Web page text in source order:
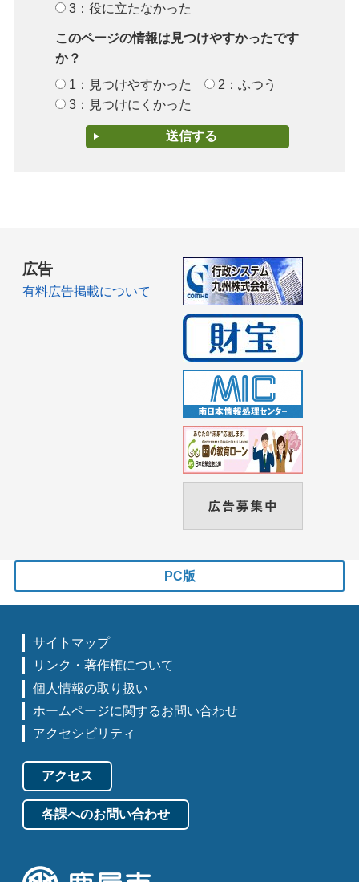
3：役に立たなかった
このページの情報は見つけやすかったです
か？
1：見つけやすかった
2：ふつう
3：見つけにくかった
広告
有料広告掲載について
PC版
サイトマップ
リンク・著作権について
個人情報の取り扱い
ホームページに関するお問い合わせ
アクセシビリティ
アクセス
各課へのお問い合わせ